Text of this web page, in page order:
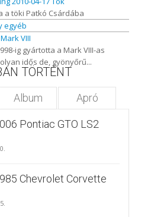
a töki Patkó Csárdába
egyéb
VIII
ig gyártotta a Mark VIII-as
idős de, gyönyőrű...
TÖRTÉNT
Album Apró
Pontiac GTO LS2
Chevrolet Corvette